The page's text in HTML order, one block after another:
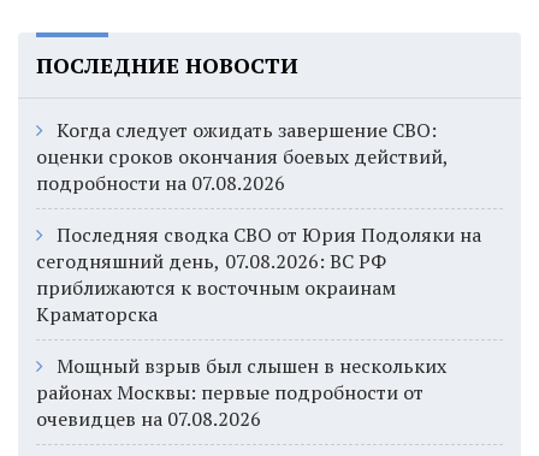
ПОСЛЕДНИЕ НОВОСТИ
Когда следует ожидать завершение СВО:
оценки сроков окончания боевых действий,
подробности на 07.08.2026
Последняя сводка СВО от Юрия Подоляки на
сегодняшний день, 07.08.2026: ВС РФ
приближаются к восточным окраинам
Краматорска
Мощный взрыв был слышен в нескольких
районах Москвы: первые подробности от
очевидцев на 07.08.2026